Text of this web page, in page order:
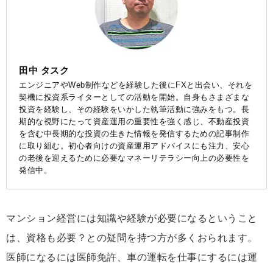
田中 タスク
エンジニアやWeb制作などを経験した後にFXと出会い、それを
契機に投資系ライターとしての活動を開始。自身もさまざまな
投資を経験し、その経験をいかした執筆活動に強みをもつ。長
期的な視野にたって資産運用の重要性を強く感じ、不動産投資
を含む中長期的な投資の生きた情報を発信するための記事制作
に取り組む。初心者向けの資産運用アドバイスにも注力、安心
の老後を迎えるために必要なマネーリテラシー向上の必要性を
発信中。
マンション経営には知識や経験が必要になるということ
は、資格も必要？との疑問を持つ方が多くおられます。
医師になるには医師免許、車の運転を仕事にするには運